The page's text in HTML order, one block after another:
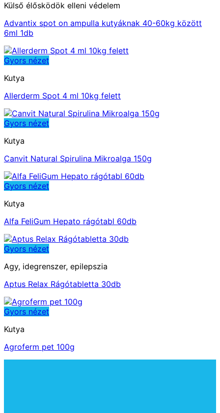
Külső élősködök elleni védelem
Advantix spot on ampulla kutyáknak 40-60kg között
6ml 1db
Gyors nézet
Kutya
Allerderm Spot 4 ml 10kg felett
Gyors nézet
Kutya
Canvit Natural Spirulina Mikroalga 150g
Gyors nézet
Kutya
Alfa FeliGum Hepato rágótabl 60db
Gyors nézet
Agy, idegrenszer, epilepszia
Aptus Relax Rágótabletta 30db
Gyors nézet
Kutya
Agroferm pet 100g